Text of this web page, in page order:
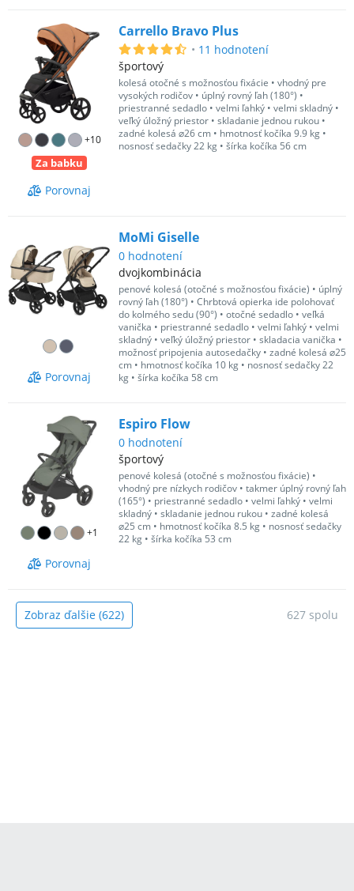
+10
Za babku
Porovnaj
Carrello Bravo Plus
• 11 hodnotení
športový
kolesá otočné s možnosťou fixácie • vhodný pre
vysokých rodičov • úplný rovný ľah (180°) •
priestranné sedadlo • velmi ľahký • velmi skladný •
veľký úložný priestor • skladanie jednou rukou •
zadné kolesá ⌀26 cm • hmotnosť kočíka 9.9 kg •
nosnosť sedačky 22 kg • šírka kočíka 56 cm
Porovnaj
MoMi Giselle
0 hodnotení
dvojkombinácia
penové kolesá (otočné s možnosťou fixácie) • úplný
rovný ľah (180°) • Chrbtová opierka ide polohovať
do kolmého sedu (90°) • otočné sedadlo • veľká
vanička • priestranné sedadlo • velmi ľahký • velmi
skladný • veľký úložný priestor • skladacia vanička •
možnosť pripojenia autosedačky • zadné kolesá ⌀25
cm • hmotnosť kočíka 10 kg • nosnosť sedačky 22
kg • šírka kočíka 58 cm
+1
Porovnaj
Espiro Flow
0 hodnotení
športový
penové kolesá (otočné s možnosťou fixácie) •
vhodný pre nízkych rodičov • takmer úplný rovný ľah
(165°) • priestranné sedadlo • velmi ľahký • velmi
skladný • skladanie jednou rukou • zadné kolesá
⌀25 cm • hmotnosť kočíka 8.5 kg • nosnosť sedačky
22 kg • šírka kočíka 53 cm
Zobraz ďalšie (622) 627 spolu